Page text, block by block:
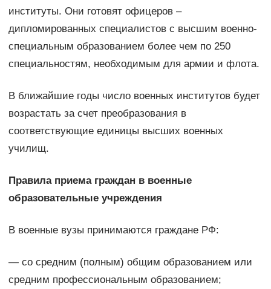
институты. Они готовят офицеров –
дипломированных специалистов с высшим военно-
специальным образованием более чем по 250
специальностям, необходимым для армии и флота.
В ближайшие годы число военных институтов будет
возрастать за счет преобразования в
соответствующие единицы высших военных
училищ.
Правила приема граждан в военные
образовательные учреждения
В военные вузы принимаются граждане РФ:
— со средним (полным) общим образованием или
средним профессиональным образованием;